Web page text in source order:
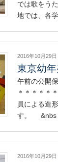
では歌をう
地では、各
2016年10月29日
東京幼
午前の公開
＊＊＊＊＊
員による造
す。
2016年10月29日